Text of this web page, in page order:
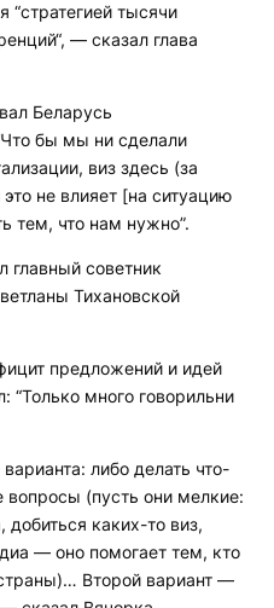
тысячи
— сказал глава
Беларусь
бы мы ни сделали
виз здесь (за
это не влияет [на ситуацию
тем, что нам нужно”.
главный советник
Тихановской
предложений и идей
“Только много говорильни
либо делать что-
вопросы (пусть они мелкие:
добиться каких-то виз,
— оно помогает тем, кто
Второй вариант —